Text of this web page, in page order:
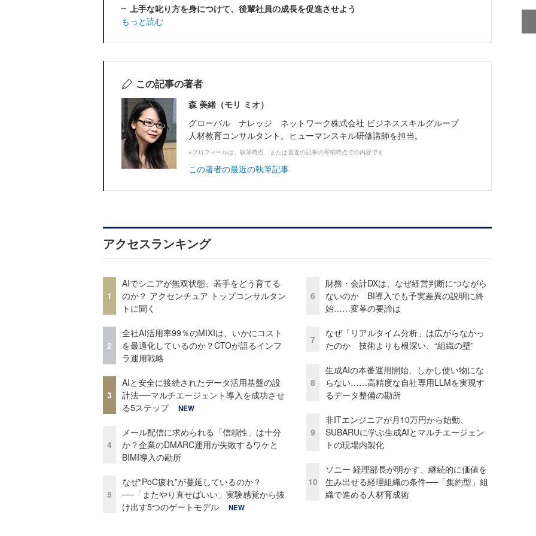
上手な叱り方を身につけて、後輩社員の成長を促進させよう
もっと読む
この記事の著者
森 美緒（モリ ミオ）
グローバル ナレッジ ネットワーク株式会社 ビジネススキルグループ
人材教育コンサルタント。ヒューマンスキル研修講師を担当。
※プロフィールは、執筆時点、または直近の記事の寄稿時点での内容です
この著者の最近の執筆記事
アクセスランキング
1
AIでシニアが無双状態、若手をどう育てる
のか？ アクセンチュア トップコンサルタン
トに聞く
2
全社AI活用率99％のMIXIは、いかにコスト
を最適化しているのか？CTOが語るインフ
ラ運用戦略
3
AIと安全に接続されたデータ活用基盤の設
計法──マルチエージェント導入を成功させ
る5ステップ
NEW
4
メール配信に求められる「信頼性」は十分
か？企業のDMARC運用が失敗するワケと
BIMI導入の勘所
5
なぜ“PoC疲れ”が蔓延しているのか？
──「またやり直せばいい」実験感覚から抜
け出す5つのゲートモデル
NEW
6
財務・会計DXは、なぜ経営判断につながら
ないのか BI導入でも予実差異の説明に終
始……変革の要諦は
7
なぜ「リアルタイム分析」は広がらなかっ
たのか 技術よりも根深い、“組織の壁”
8
生成AIの本番運用開始、しかし使い物にな
らない……高精度な自社専用LLMを実現す
るデータ整備の勘所
9
非ITエンジニアが月10万円から始動、
SUBARUに学ぶ生成AIとマルチエージェン
トの現場内製化
10
ソニー 経理部長が明かす、継続的に価値を
生み出せる経理組織の条件──「集約型」組
織で進める人材育成術